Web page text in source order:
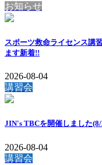
お知らせ
スポーツ救命ライセンス講
ます新着!!
2026-08-04
講習会
JIN's TBCを開催しました
2026-08-04
講習会